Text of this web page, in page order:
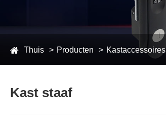
Thuis Producten Kastaccessoires
Kast staaf